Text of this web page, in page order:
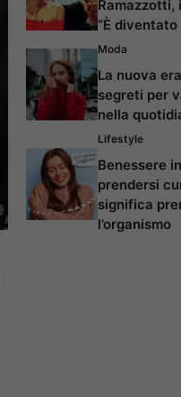
Ramazzotti,
“È
Moda
La nuova
segreti per
nella
Lifestyle
Benessere
prendersi
significa
l’organismo